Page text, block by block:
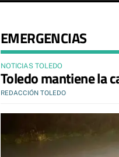
EMERGENCIAS
NOTICIAS TOLEDO
Toledo mantiene la
REDACCIÓN TOLEDO